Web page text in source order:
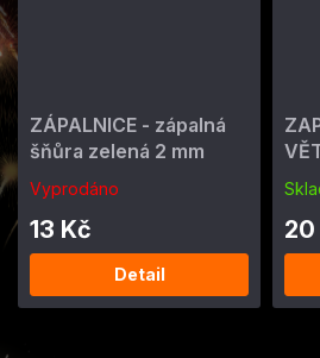
ZÁPALNICE - zápalná
šňůra zelená 2 mm
Vyprodáno
13 Kč
Detail
20